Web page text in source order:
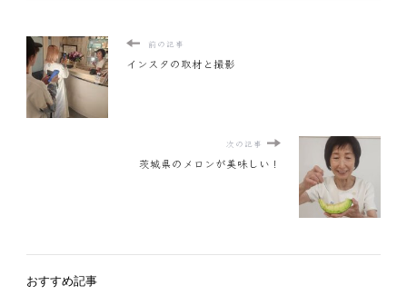
前の記事
インスタの取材と撮影
次の記事
茨城県のメロンが美味しい！
おすすめ記事